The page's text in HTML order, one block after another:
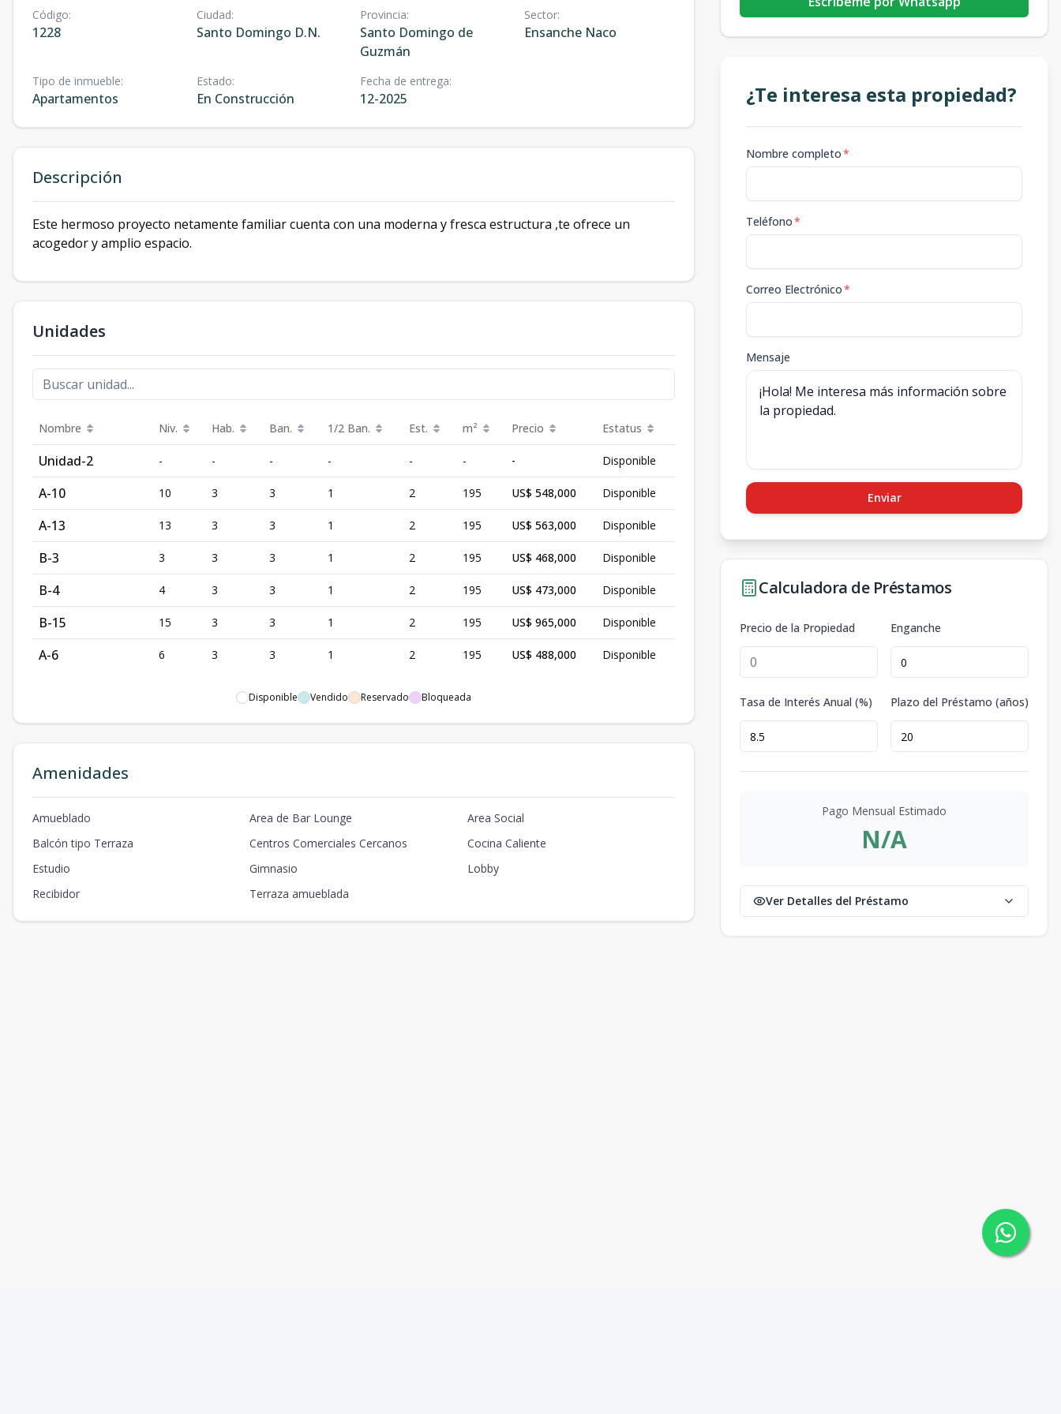
Código:
1228
Ciudad:
Santo Domingo D.N.
Provincia:
Santo Domingo de
Guzmán
Sector:
Ensanche Naco
Tipo de inmueble:
Apartamentos
Estado:
En Construcción
Fecha de entrega:
12-2025
Descripción
Este hermoso proyecto netamente familiar cuenta con una moderna y fresca estructura ,te ofrece un
acogedor y amplio espacio.
Unidades
Nombre Niv. Hab. Ban. 1/2 Ban. Est. m² Precio Estatus
Unidad-2 - - - - - - - Disponible
A-10 10 3 3 1 2 195 US$ 548,000 Disponible
A-13 13 3 3 1 2 195 US$ 563,000 Disponible
B-3 3 3 3 1 2 195 US$ 468,000 Disponible
B-4 4 3 3 1 2 195 US$ 473,000 Disponible
B-15 15 3 3 1 2 195 US$ 965,000 Disponible
A-6 6 3 3 1 2 195 US$ 488,000 Disponible
Disponible Vendido Reservado Bloqueada
Amenidades
Amueblado Area de Bar Lounge
Area Social
Balcón tipo Terraza
Centros Comerciales Cercanos
Cocina Caliente
Estudio
Gimnasio
Lobby
Recibidor
Terraza amueblada
¿Te interesa esta propiedad?
Nombre completo*
Teléfono*
Correo Electrónico*
Mensaje
Enviar
Calculadora de Préstamos
Precio de la Propiedad Enganche
Tasa de Interés Anual (%) Plazo del Préstamo (años)
Pago Mensual Estimado
N/A
Ver Detalles del Préstamo